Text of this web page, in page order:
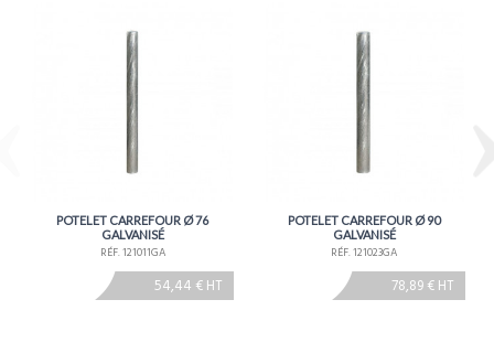
POTELET CARREFOUR Ø 76
GALVANISÉ
RÉF. 121011GA
54,44 € HT
POTELET CARREFOUR Ø 90
GALVANISÉ
RÉF. 121023GA
78,89 € HT